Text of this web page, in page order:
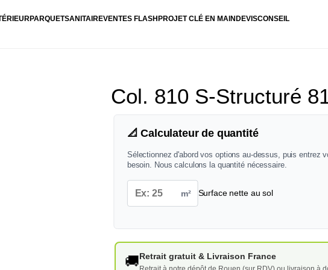
PARQUETSANITAIREVENTES FLASH PROJET CLÉ EN MAIN DEVISCONSEIL
Col. 810 S-Structuré
📐 Calculateur de quantité
Sélectionnez d'abord vos options au-dessus, puis entrez
besoin. Nous calculons la quantité nécessaire.
m² Surface nette au sol
🚚Retrait gratuit & Livraison France